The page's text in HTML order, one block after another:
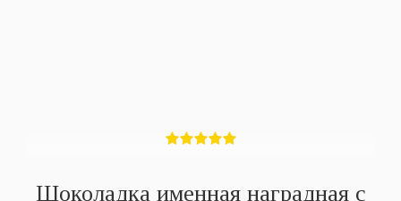
Шоколадка именная наградная с